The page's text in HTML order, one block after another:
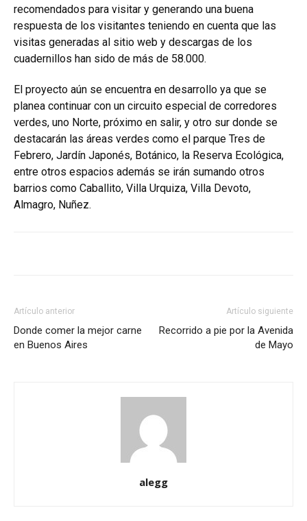
recomendados para visitar y generando una buena
respuesta de los visitantes teniendo en cuenta que las
visitas generadas al sitio web y descargas de los
cuadernillos han sido de más de 58.000.
El proyecto aún se encuentra en desarrollo ya que se
planea continuar con un circuito especial de corredores
verdes, uno Norte, próximo en salir, y otro sur donde se
destacarán las áreas verdes como el parque Tres de
Febrero, Jardín Japonés, Botánico, la Reserva Ecológica,
entre otros espacios además se irán sumando otros
barrios como Caballito, Villa Urquiza, Villa Devoto,
Almagro, Nuñez.
Artículo anterior
Donde comer la mejor carne
en Buenos Aires
Artículo siguiente
Recorrido a pie por la Avenida
de Mayo
alegg